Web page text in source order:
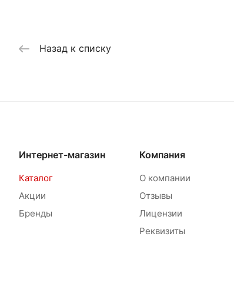
Назад к списку
Интернет-магазин
Каталог
Акции
Бренды
Компания
О компании
Отзывы
Лицензии
Реквизиты